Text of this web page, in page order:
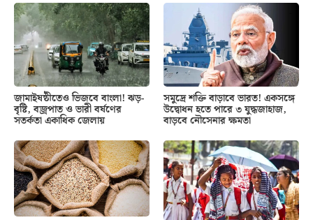
জামাইষষ্ঠীতেও ভিজবে বাংলা! ঝড়-
বৃষ্টি, বজ্রপাত ও ভারী বর্ষণের
সতর্কতা একাধিক জেলায়
সমুদ্রে শক্তি বাড়াবে ভারত! একসঙ্গে
উদ্বোধন হতে পারে ৩ যুদ্ধজাহাজ,
বাড়বে নৌসেনার ক্ষমতা